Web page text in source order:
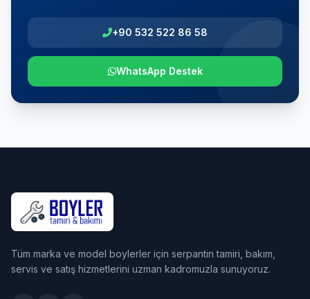
+90 532 522 86 58
WhatsApp Destek
Tüm marka ve model boylerler için serpantin tamiri, bakım,
servis ve satış hizmetlerini uzman kadromuzla sunuyoruz.